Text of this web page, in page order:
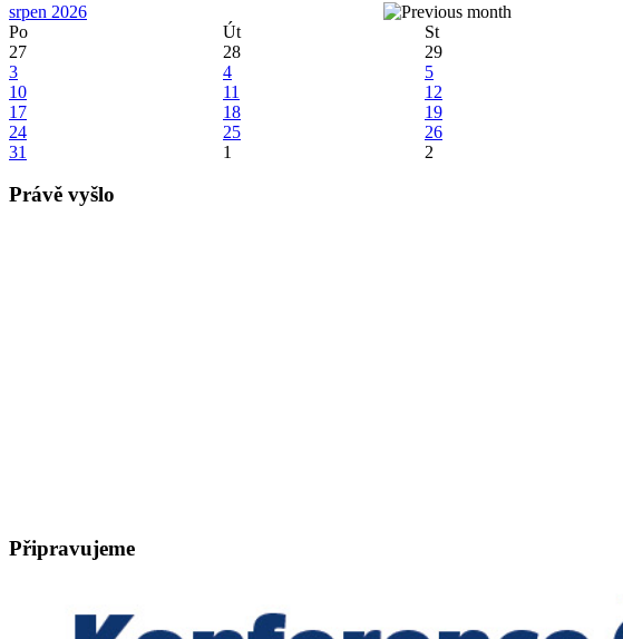
srpen 2026
Po
Út St
27
28 29
3
4 5
10
11 12
17
18 19
24
25 26
31
1 2
Právě vyšlo
Připravujeme